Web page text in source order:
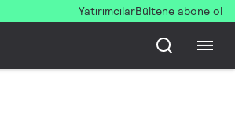
YatırımcılarBültene abone ol